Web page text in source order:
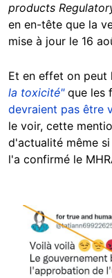
products
en en-tête que la
mise à jour le 16
Et en effet on peut
la toxicité"que les
devraient pas être
le voir, cette
d'actualité même
l'a confirmé le
Image